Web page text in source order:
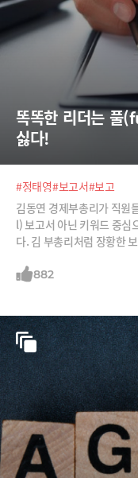
똑똑한 리더는 풀
싫다!
#정태영#보고서#보고
김동연 경제부총리가 직원
l) 보고서 아닌 키워드 중심
다. 김 부총리처럼 장황한
882